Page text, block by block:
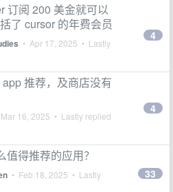
订阅 200 美金就可以
了 cursor 的年费会员
• Apr 17, 2025 • Lastly
4
推荐，及商店没有
Mar 16, 2025 • Lastly replied
4
得推荐的应用？
• Feb 18, 2025 • Lastly
33